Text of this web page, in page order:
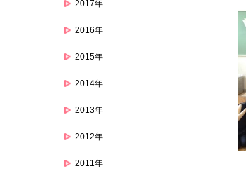
2017年
2016年
2015年
2014年
2013年
2012年
2011年